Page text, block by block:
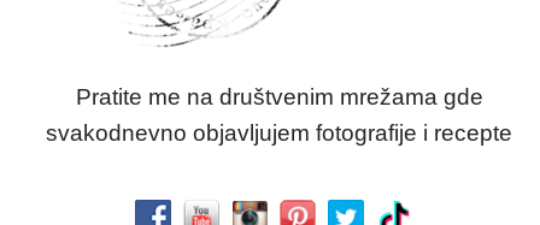
Pratite me na društvenim mrežama gde
svakodnevno objavljujem fotografije i recepte